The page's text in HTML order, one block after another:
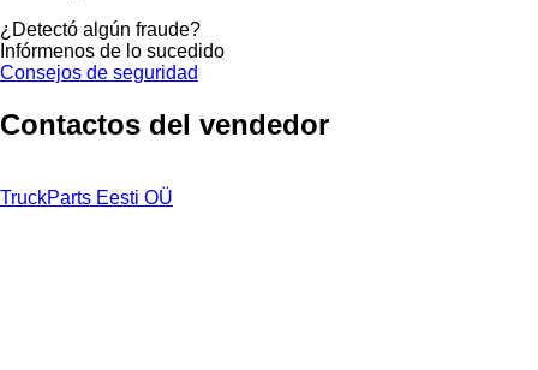
¿Detectó algún fraude?
Infórmenos de lo sucedido
Consejos de seguridad
Contactos del vendedor
TruckParts Eesti OÜ